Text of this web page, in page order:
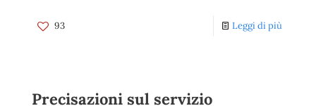
93 Leggi di più
Precisazioni sul servizio